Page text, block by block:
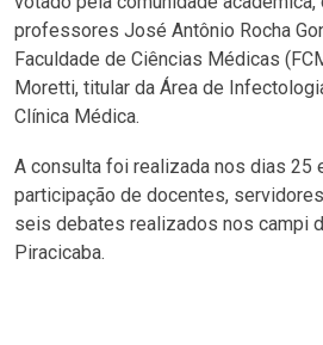
professores José Antônio Rocha
Faculdade de Ciências Médicas
Moretti, titular da Área de
Clínica Médica.
A consulta foi realizada nos dias 25
participação de docentes,
seis debates realizados nos campi
Piracicaba.